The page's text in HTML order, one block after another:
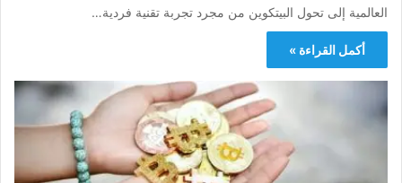
العالمية إلى تحول البيتكوين من مجرد تجربة تقنية فردية…
أكمل القراءة »